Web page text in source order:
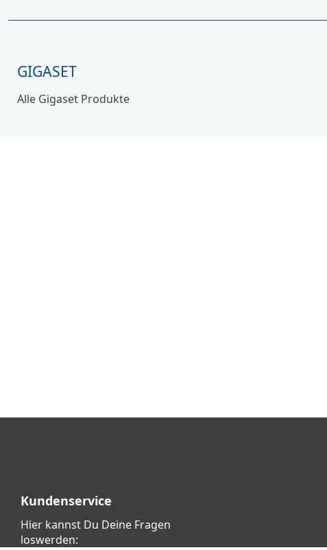
GIGASET
Alle Gigaset Produkte
Kundenservice
Hier kannst Du Deine Fragen
loswerden: